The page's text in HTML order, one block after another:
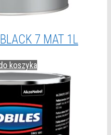
7 MAT 1L
koszyka